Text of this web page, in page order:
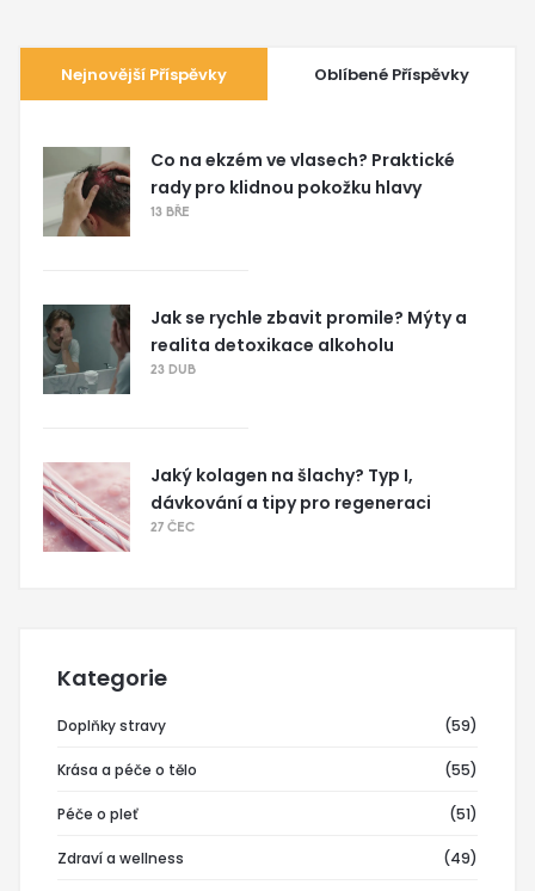
Nejnovější Příspěvky Oblíbené Příspěvky
Co na ekzém ve vlasech? Praktické
rady pro klidnou pokožku hlavy
13 BŘE
Jak se rychle zbavit promile? Mýty a
realita detoxikace alkoholu
23 DUB
Jaký kolagen na šlachy? Typ I,
dávkování a tipy pro regeneraci
27 ČEC
Kategorie
Doplňky stravy (59)
Krása a péče o tělo (55)
Péče o pleť (51)
Zdraví a wellness (49)